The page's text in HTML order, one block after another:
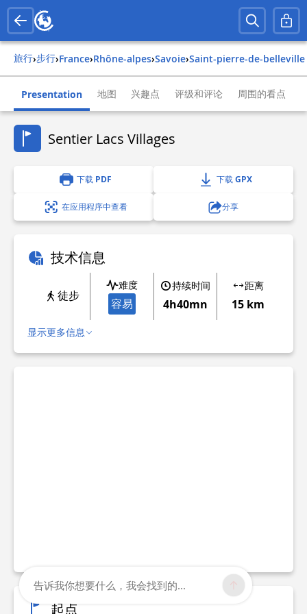
旅行› 步行› france› rhône-alpes› savoie› saint-pierre-de-belleville
Presentation 地图 兴趣点 评级和评论 周围的看点
Sentier Lacs Villages
下载 PDF 下载 GPX
在应用程序中查看 分享
技术信息
徒步
难度
容易
持续时间
4h40mn
距离
15 km
显示更多信息
起点
告诉我你想要什么，我会找到的...